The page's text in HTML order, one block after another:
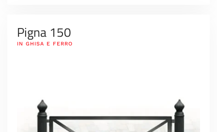
Pigna 150
IN GHISA E FERRO